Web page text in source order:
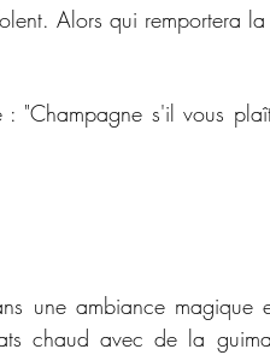
Alors qui remportera
"Champagne s'il vous
une ambiance
chaud avec de la